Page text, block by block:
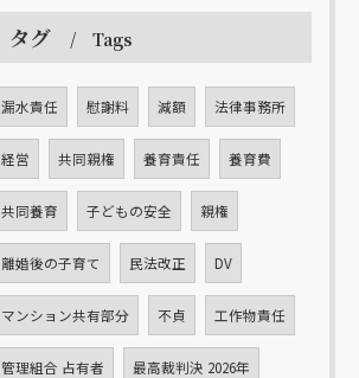
タグ Tags
漏水責任 慰謝料 減額 法律事務所
経営 共同親権 養育責任 養育費
共同養育 子どもの安全 親権
離婚後の子育て 民法改正 DV
マンション共有部分 不貞 工作物責任
管理組合 占有者 最高裁判決 2026年